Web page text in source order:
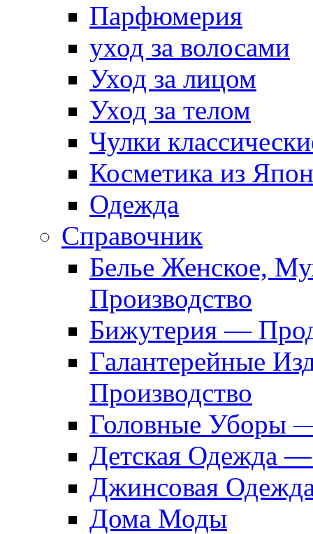
Парфюмерия
уход за волосами
Уход за лицом
Уход за телом
Чулки
Косметика из
Одежда
Справочник
Белье Женское,
Производство
Бижутерия —
Галантерейные
Производство
Головные Уборы
Детская Одежда
Джинсовая
Дома Моды